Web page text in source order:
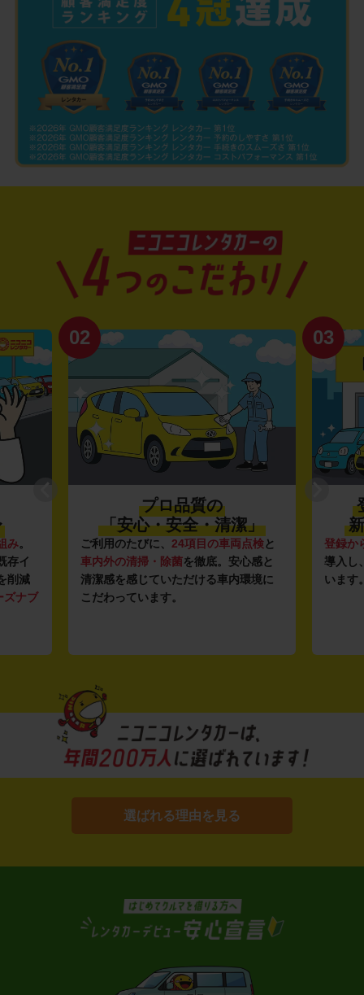
み。
存イ
削減
ズナブ
02
プロ品質の
「安心・安全・清潔」
ご利用のたびに、 24項目の車両点検と
車内外の清掃・除菌を徹底。安心感と
清潔感を感じていただける車内環境に
こだわっています。
03
登録か
導入し
います
選ばれる理由を見る